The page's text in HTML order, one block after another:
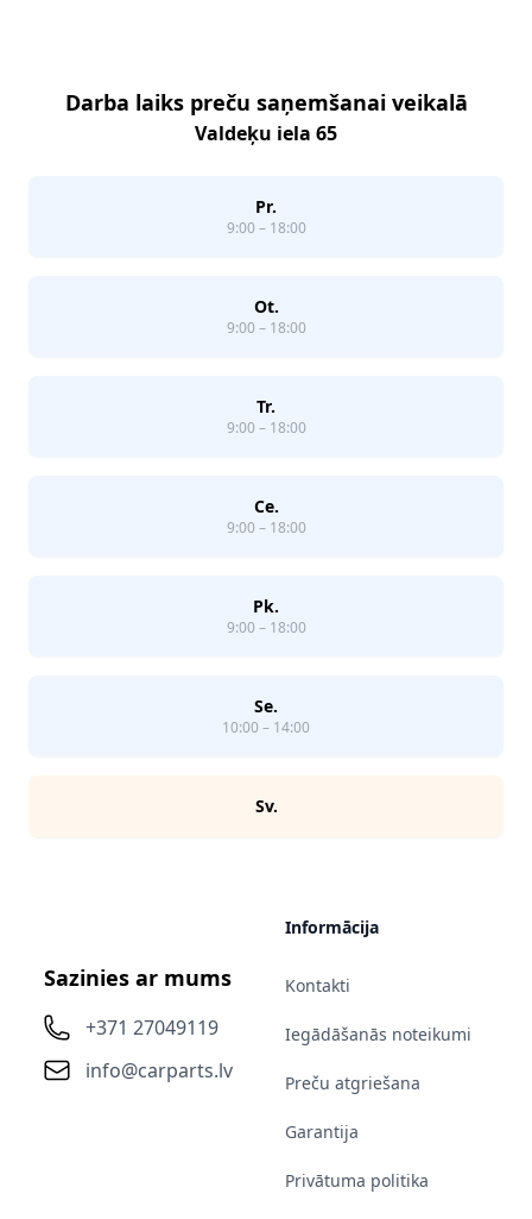
Darba laiks preču saņemšanai veikalā
Valdeķu iela 65
Pr.
9:00 – 18:00
Ot.
9:00 – 18:00
Tr.
9:00 – 18:00
Ce.
9:00 – 18:00
Pk.
9:00 – 18:00
Se.
10:00 – 14:00
Sv.
Sazinies ar mums
+371 27049119
info@carparts.lv
Informācija
Kontakti
Iegādāšanās noteikumi
Preču atgriešana
Garantija
Privātuma politika